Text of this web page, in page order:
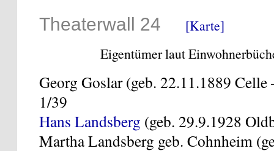
Theaterwall 24
[Karte]
Eigentümer laut
Georg Goslar (geb. 22.11.1889
1/39
Hans Landsberg (geb. 29.9.1928
Martha Landsberg geb. Cohnheim